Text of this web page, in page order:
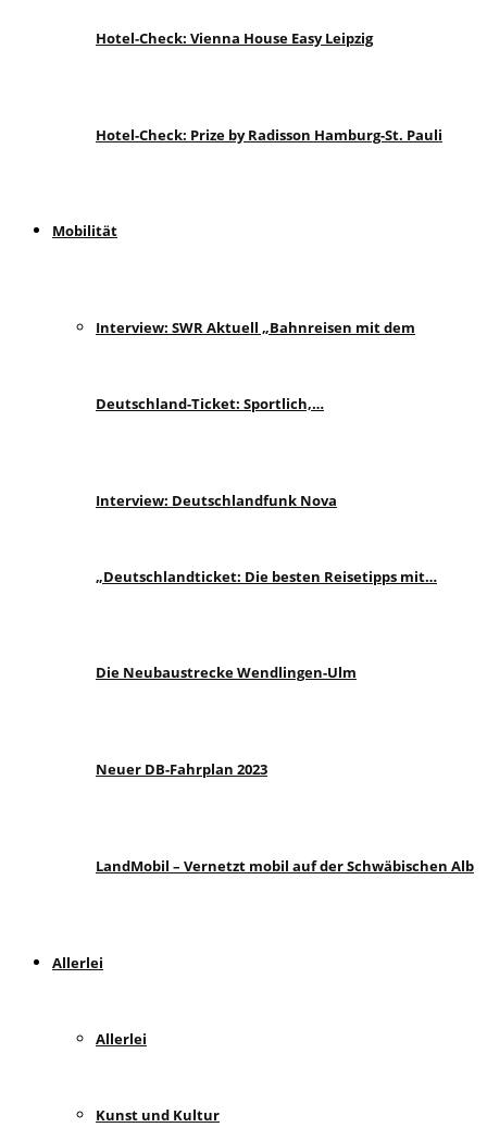
Hotel-Check: Vienna House Easy Leipzig
Hotel-Check: Prize by Radisson Hamburg-St. Pauli
Mobilität
Interview: SWR Aktuell „Bahnreisen mit dem
Deutschland-Ticket: Sportlich,…
Interview: Deutschlandfunk Nova
„Deutschlandticket: Die besten Reisetipps mit…
Die Neubaustrecke Wendlingen-Ulm
Neuer DB-Fahrplan 2023
LandMobil – Vernetzt mobil auf der Schwäbischen Alb
Allerlei
Allerlei
Kunst und Kultur